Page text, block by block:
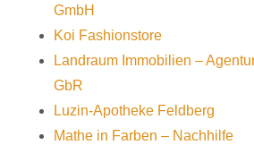
GmbH
Koi Fashionstore
Landraum Immobilien –
GbR
Luzin-Apotheke Feldberg
Mathe in Farben – Nachhilfe